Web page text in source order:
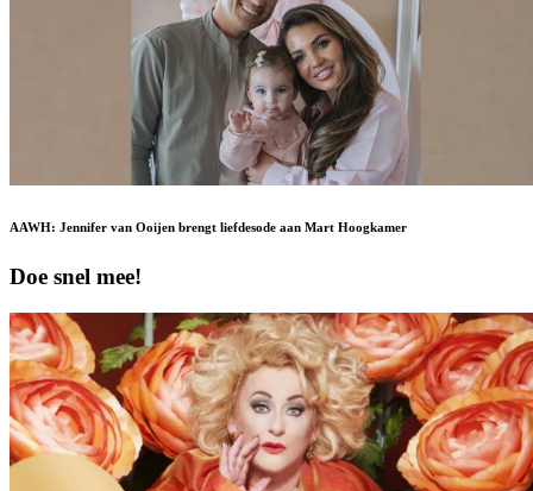
AAWH: Jennifer van Ooijen brengt liefdesode aan Mart Hoogkamer
Doe snel mee!